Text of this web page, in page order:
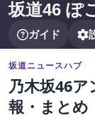
坂道46 ぽ
ガイド
坂道ニュースハブ
乃木坂46
報・まとめ